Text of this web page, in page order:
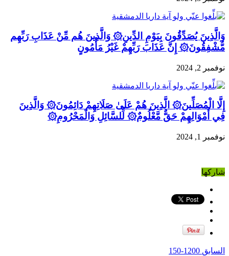
وَالَّذِينَ يُصَدِّقُونَ بِيَوْمِ الدِّينِ۞ وَالَّذِينَ هُم مِّنْ عَذَابِ رَبِّهِم
مُّشْفِقُونَ۞ إِنَّ عَذَابَ رَبِّهِمْ غَيْرُ مَأْمُونٍ
نوفمبر 2, 2024
إِلَّا الْمُصَلِّينَ۞ الَّذِينَ هُمْ عَلَىٰ صَلَاتِهِمْ دَائِمُونَ۞ وَالَّذِينَ
فِي أَمْوَالِهِمْ حَقٌّ مَّعْلُومٌ۞ لِّلسَّائِلِ وَالْمَحْرُومِ۞
نوفمبر 1, 2024
شاركها
السابق